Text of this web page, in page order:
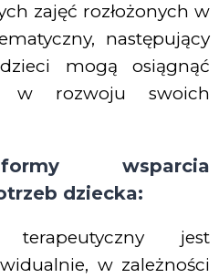
zajęć rozłożonych w
następujący
mogą osiągnąć
w rozwoju swoich
wsparcia
dziecka:
jest
w zależności